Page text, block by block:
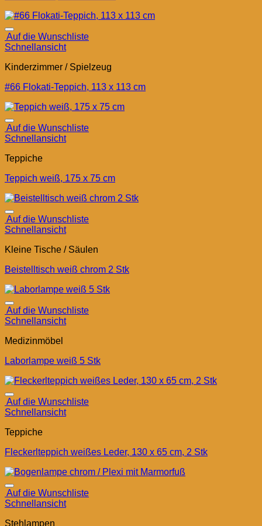
Auf die Wunschliste
Schnellansicht
Kinderzimmer / Spielzeug
#66 Flokati-Teppich, 113 x 113 cm
Auf die Wunschliste
Schnellansicht
Teppiche
Teppich weiß, 175 x 75 cm
Auf die Wunschliste
Schnellansicht
Kleine Tische / Säulen
Beistelltisch weiß chrom 2 Stk
Auf die Wunschliste
Schnellansicht
Medizinmöbel
Laborlampe weiß 5 Stk
Auf die Wunschliste
Schnellansicht
Teppiche
Fleckerlteppich weißes Leder, 130 x 65 cm, 2 Stk
Auf die Wunschliste
Schnellansicht
Stehlampen